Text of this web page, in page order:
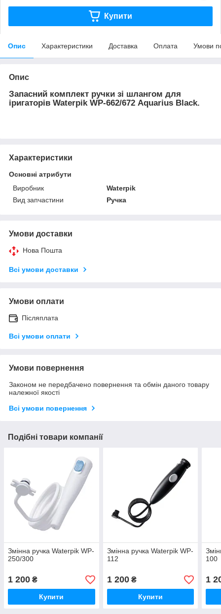
Купити
Опис Характеристики Доставка Оплата Умови
Опис
Запасний комплект ручки зі шлангом для
іригаторів Waterpik WP-662/672 Aquarius Black.
Характеристики
Основні атрибути
Виробник
Waterpik
Вид запчастини
Ручка
Умови доставки
Нова Пошта
Всі умови доставки
Умови оплати
Післяплата
Всі умови оплати
Умови повернення
Законом не передбачено повернення та обмін даного товару
належної якості
Всі умови повернення
Подібні товари компанії
Змінна ручка Waterpik WP-
250/300
1 200 ₴
Купити
Змінна ручка Waterpik WP-
112
1 200₴
Купити
100
1